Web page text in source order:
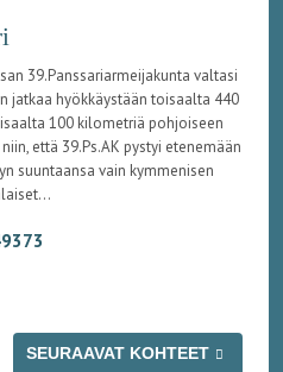
39.Panssariarmeijakunta valtasi
jatkaa hyökkäystään toisaalta 440
100 kilometriä pohjoiseen
että 39.Ps.AK pystyi etenemään
suuntaansa vain kymmenisen
SEURAAVAT KOHTEET